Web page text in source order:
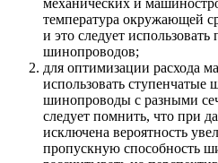
температура окружающей
и это следует
шинопроводов;
для оптимизации расхода
использовать ступенчатые
шинопроводы с разными
следует помнить, что при
исключена вероятность
пропускную способность